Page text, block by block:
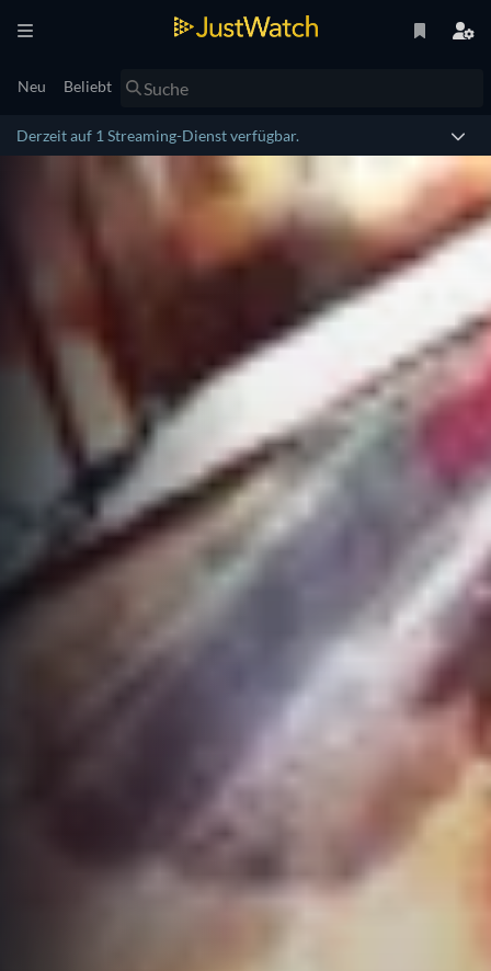
Neu Beliebt
Derzeit auf 1 Streaming-Dienst verfügbar.